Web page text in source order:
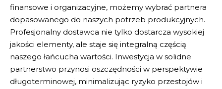
finansowe i organizacyjne, możemy wybrać partnera
dopasowanego do naszych potrzeb produkcyjnych.
Profesjonalny dostawca nie tylko dostarcza wysokiej
jakości elementy, ale staje się integralną częścią
naszego łańcucha wartości. Inwestycja w solidne
partnerstwo przynosi oszczędności w perspektywie
długoterminowej, minimalizując ryzyko przestojów i